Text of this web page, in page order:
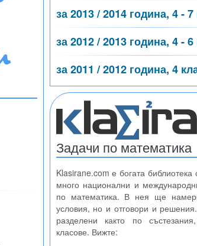
за 2013 / 2014 година, 4 - 7
за 2012 / 2013 година, 4 - 6
за 2011 / 2012 година, 4
Задачи по математика
Klasirane.com е богата библиотека
много национални и
по математика. В нея ще
условия, но и отговори и
разделени както по
класове. Вижте: